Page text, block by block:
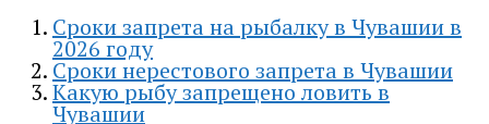
Сроки запрета на рыбалку в Чувашии в
2026 году
Сроки нерестового запрета в Чувашии
Какую рыбу запрещено ловить в
Чувашии